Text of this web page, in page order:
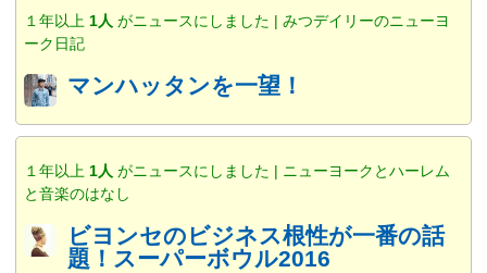
１年以上 1人 がニュースにしました | みつデイリーのニューヨ
ーク日記
マンハッタンを一望！
１年以上 1人 がニュースにしました | ニューヨークとハーレム
と音楽のはなし
ビヨンセのビジネス根性が一番の話
題！スーパーボウル2016